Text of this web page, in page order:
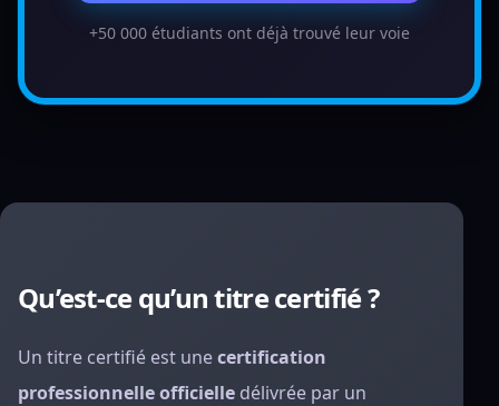
+50 000 étudiants ont déjà trouvé leur voie
Qu’est-ce qu’un titre certifié ?
Un titre certifié est unecertification
professionnelle officielle délivrée par un